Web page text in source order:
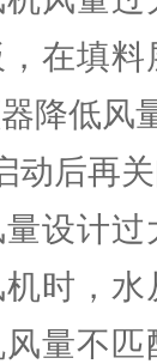
在填
降低风
动后再
设计
时，
量不